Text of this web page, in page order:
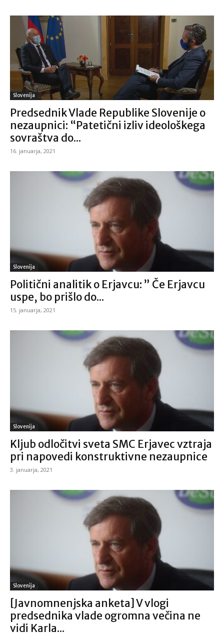
Slovenija
Predsednik Vlade Republike Slovenije o
nezaupnici: “Patetični izliv ideološkega
sovraštva do...
16. januarja, 2021
Slovenija
Politični analitik o Erjavcu: ” Če Erjavcu
uspe, bo prišlo do...
15. januarja, 2021
Slovenija
Kljub odločitvi sveta SMC Erjavec vztraja
pri napovedi konstruktivne nezaupnice
3. januarja, 2021
Slovenija
[Javnomnenjska anketa] V vlogi
predsednika vlade ogromna večina ne
vidi Karla...